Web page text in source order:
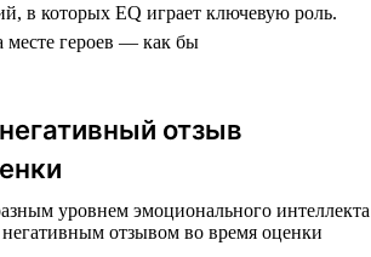
в которых EQ играет ключевую роль.
месте героев — как бы
отзыв